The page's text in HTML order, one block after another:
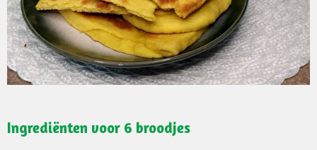
Ingrediënten voor 6 broodjes